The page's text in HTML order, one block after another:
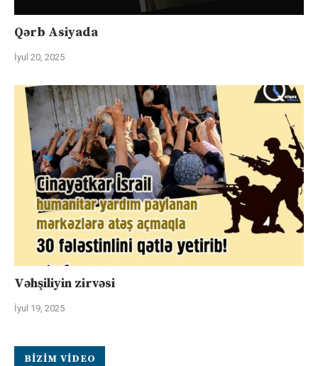
Qərb Asiyada
İyul 20, 2025
Vəhşiliyin zirvəsi
İyul 19, 2025
BIZIM VIDEO